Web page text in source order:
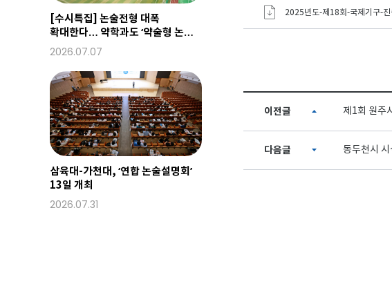
2025년도-제18회-국제기구-
이전글 제1회 원주
다음글 동두천시
[수시특집] 논술전형 대폭
확대한다… 약학과도 ‘약술형 논술’
도입
2026.07.07
삼육대-가천대, ‘연합 논술설명회’
13일 개최
2026.07.31